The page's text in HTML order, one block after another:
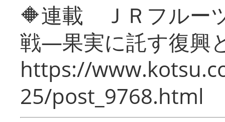
🔶連載 ＪＲフルー
戦―果実に託す復興
https://
25/post_9768.html